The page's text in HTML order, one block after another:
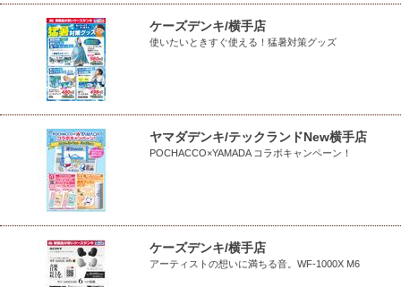
ケーズデンキ/横手店
使いたいときすぐ使える！猛暑対策グッズ
ヤマダデンキ/テックランドNew横手店
POCHACCO×YAMADA コラボキャンペーン！
ケーズデンキ/横手店
アーティストの想いに満ちる音。WF-1000X M6